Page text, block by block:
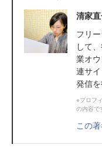
清家
フリ
して
業オ
連サ
発信を
※プロフ
の内容で
この